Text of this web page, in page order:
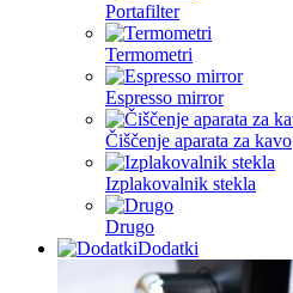
Portafilter
Termometri
Espresso mirror
Čiščenje aparata za kavo
Izplakovalnik stekla
Drugo
Dodatki